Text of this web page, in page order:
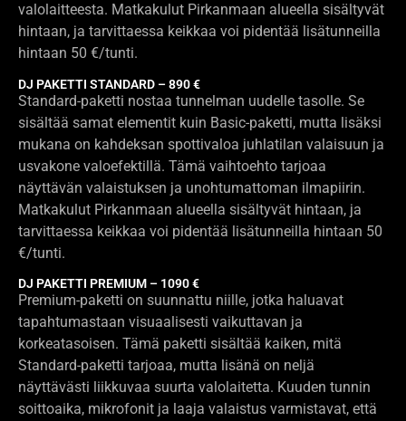
valolaitteesta. Matkakulut Pirkanmaan alueella sisältyvät
hintaan, ja tarvittaessa keikkaa voi pidentää lisätunneilla
hintaan 50 €/tunti.
DJ PAKETTI STANDARD – 890 €
Standard-paketti nostaa tunnelman uudelle tasolle. Se
sisältää samat elementit kuin Basic-paketti, mutta lisäksi
mukana on kahdeksan spottivaloa juhlatilan valaisuun ja
usvakone valoefektillä. Tämä vaihtoehto tarjoaa
näyttävän valaistuksen ja unohtumattoman ilmapiirin.
Matkakulut Pirkanmaan alueella sisältyvät hintaan, ja
tarvittaessa keikkaa voi pidentää lisätunneilla hintaan 50
€/tunti.
DJ PAKETTI PREMIUM – 1090 €
Premium-paketti on suunnattu niille, jotka haluavat
tapahtumastaan visuaalisesti vaikuttavan ja
korkeatasoisen. Tämä paketti sisältää kaiken, mitä
Standard-paketti tarjoaa, mutta lisänä on neljä
näyttävästi liikkuvaa suurta valolaitetta. Kuuden tunnin
soittoaika, mikrofonit ja laaja valaistus varmistavat, että